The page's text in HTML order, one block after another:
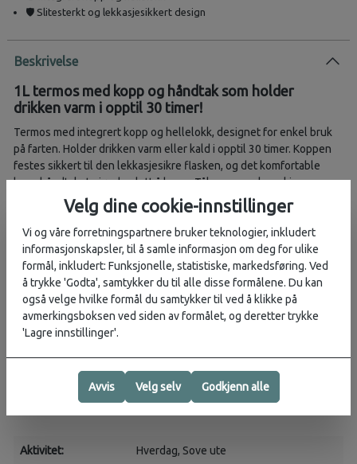
🛡️ Slitesterkt og lekkasjesikkert design
Beskrivelse
1L termos med kopp og håndtak som holder
drikken varm i opptil 30 timer!
Termos med integrert kopp og hellelokk, designet for enkel bruk
på farten. Holder drikken varm eller kald i opptil 30 timer. Koppen
festes sikkert til den lekkasjesikre flasken, og det komfortable
bærehåndtaket gjør den lett å bære. Tåler oppvaskmaskin og er
laget i robust rustfritt stål.
Egenskaper:
Volum: 1,06 liter
Holder varmt eller kaldt i opptil 30 timer
Dobbel vegg vakuumisolasjon med TempShield®
Lekkasjesikker ved lukking
Integrert kopp som festes sikkert til flasken
Hellelokk for enkel påfylling og skjenking
Komfortabelt bærehåndtak
Slitesterkt rustfritt stål
Tåler oppvaskmaskin
Aktivitet: Hverdag, Sove ute
Velg dine cookie-innstillinger
Vi og våre forretningspartnere bruker teknologier, inkludert
informasjonskapsler, til å samle informasjon om deg for ulike
formål, inkludert: Funksjonelle, statistiske, markedsføring. Ved
å trykke 'Godta', samtykker du til alle disse formålene. Du kan
også velge hvilke formål du samtykker til ved å klikke på
avmerkingsboksen ved siden av formålet, og deretter trykke
'Lagre innstillinger'.
Avvis Velg selv Godkjenn alle